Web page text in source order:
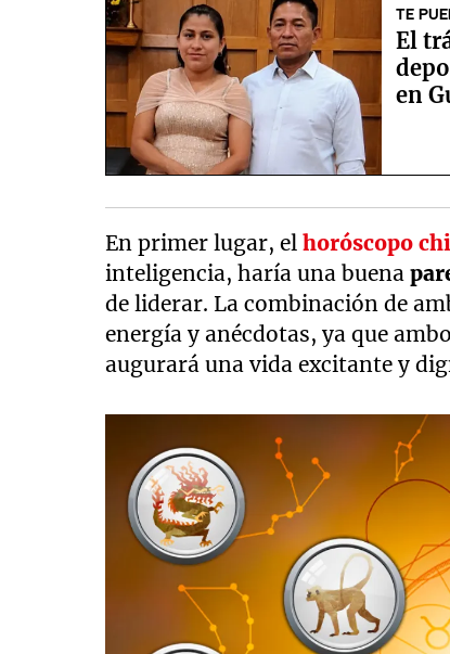
TE
El
en
En primer lugar, elhoróscopo
inteligencia, haría una buena
de liderar. La combinación de
energía y anécdotas, ya que
augurará una vida excitante y